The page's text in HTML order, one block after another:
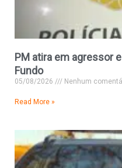
PM atira em agressor
Fundo
05/08/2026 Nenhum
Read More »